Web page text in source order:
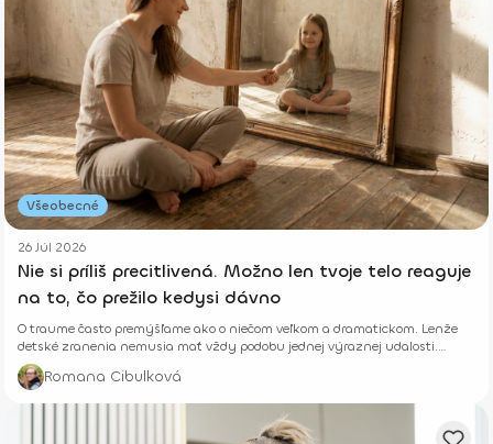
Všeobecné
26 Júl 2026
Nie si príliš precitlivená. Možno len tvoje telo reaguje
na to, čo prežilo kedysi dávno
O traume často premýšľame ako o niečom veľkom a dramatickom. Lenže
detské zranenia nemusia mať vždy podobu jednej výraznej udalosti.
Niekedy rastú potichu.
Romana Cibulková